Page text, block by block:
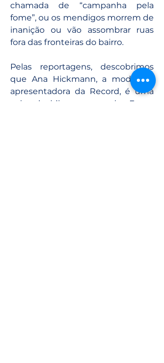
chamada de “campanha pela
fome”, ou os mendigos morrem de
inanição ou vão assombrar ruas
fora das fronteiras do bairro.
Pelas reportagens, descobrimos
que Ana Hickmann, a modelo e
apresentadora da Record, é uma
coisa, decidiu ser uma coisa. E que